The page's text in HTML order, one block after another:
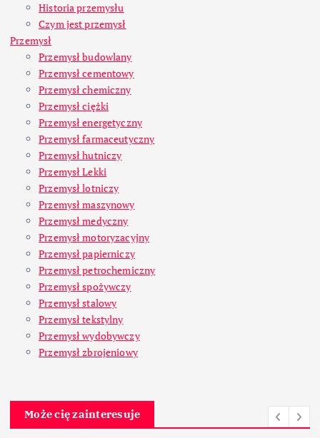
Historia przemysłu
Czym jest przemysł
Przemysł
Przemysł budowlany
Przemysł cementowy
Przemysł chemiczny
Przemysł ciężki
Przemysł energetyczny
Przemysł farmaceutyczny
Przemysł hutniczy
Przemysł Lekki
Przemysł lotniczy
Przemysł maszynowy
Przemysł medyczny
Przemysł motoryzacyjny
Przemysł papierniczy
Przemysł petrochemiczny
Przemysł spożywczy
Przemysł stalowy
Przemysł tekstylny
Przemysł wydobywczy
Przemysł zbrojeniowy
Może cię zainteresuje